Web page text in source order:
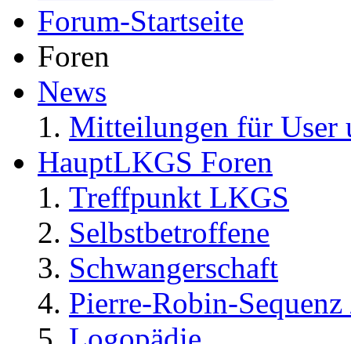
Forum-Startseite
Foren
News
Mitteilungen für User
HauptLKGS Foren
Treffpunkt LKGS
Selbstbetroffene
Schwangerschaft
Pierre-Robin-